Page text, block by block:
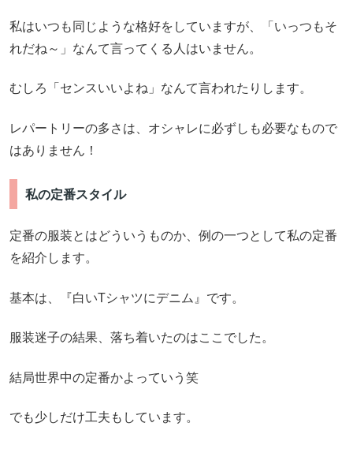
私はいつも同じような格好をしていますが、「いっつもそ
れだね～」なんて言ってくる人はいません。
むしろ「センスいいよね」なんて言われたりします。
レパートリーの多さは、オシャレに必ずしも必要なもので
はありません！
私の定番スタイル
定番の服装とはどういうものか、例の一つとして私の定番
を紹介します。
基本は、『白いTシャツにデニム』です。
服装迷子の結果、落ち着いたのはここでした。
結局世界中の定番かよっていう笑
でも少しだけ工夫もしています。